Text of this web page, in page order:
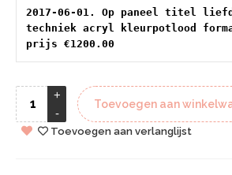
2017-06-01. Op paneel titel
techniek acryl kleurpotlood
prijs €1200.00
Toevoegen aan
Toevoegen aan verlanglijst